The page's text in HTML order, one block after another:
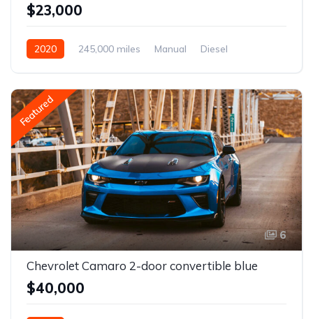
$23,000
2020 245,000 miles Manual
Diesel
Featured
6
Chevrolet Camaro 2-door convertible blue
$40,000